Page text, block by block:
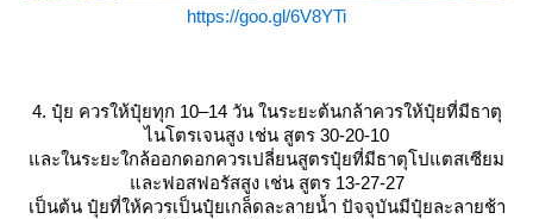
https://goo.gl/6V8YTi
4. ปุ๋ย ควรให้ปุ๋ยทุก 10–14 วัน ในระยะต้นกล้าควรให้ปุ๋ยที่มีธาตุ
ไนโตรเจนสูง เช่น สูตร 30-20-10
ละในระยะใกล้ออกดอกควรเปลี่ยนสูตรปุ๋ยที่มีธาตุโปแตสเซียม
ละฟอสฟอรัสสูง เช่น สูตร 13-27-27
เป็นต้น ปุ๋ยที่ให้ควรเป็นปุ๋ยเกล็ดละลายน้ำ ปัจจุบันมีปุ๋ยละลายช้า